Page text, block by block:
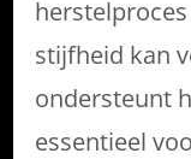
stijfheid kan
ondersteunt
essentieel